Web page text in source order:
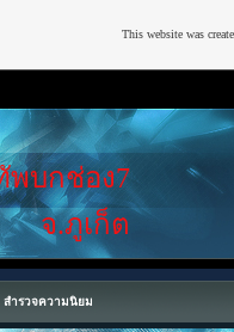
พบกช่อง7
จ.ภูเก็ต
สำรวจความนิยม
This website was